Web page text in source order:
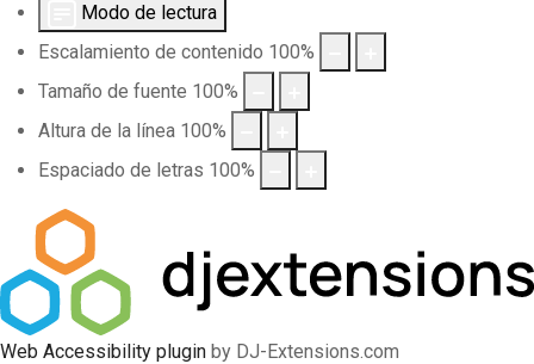
Modo de lectura
Escalamiento de contenido 100%
Tamaño de fuente 100%
Altura de la línea 100%
Espaciado de letras 100%
Web Accessibility plugin by DJ-Extensions.com